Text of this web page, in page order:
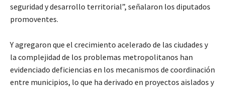
seguridad y desarrollo territorial”, señalaron los diputados
promoventes.
Y agregaron que el crecimiento acelerado de las ciudades y
la complejidad de los problemas metropolitanos han
evidenciado deficiencias en los mecanismos de coordinación
entre municipios, lo que ha derivado en proyectos aislados y